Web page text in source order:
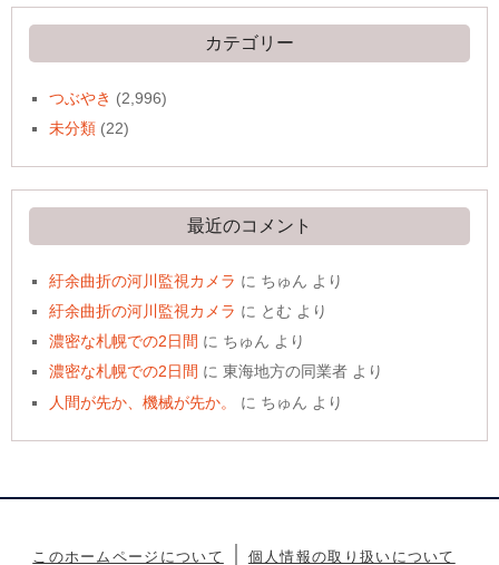
イ
ブ
カテゴリー
つぶやき (2,996)
未分類 (22)
最近のコメント
紆余曲折の河川監視カメラ に ちゅん より
紆余曲折の河川監視カメラ に とむ より
濃密な札幌での2日間 に ちゅん より
濃密な札幌での2日間 に東海地方の同業者 より
人間が先か、機械が先か。
に ちゅん より
このホームページについて 個人情報の取り扱いについて